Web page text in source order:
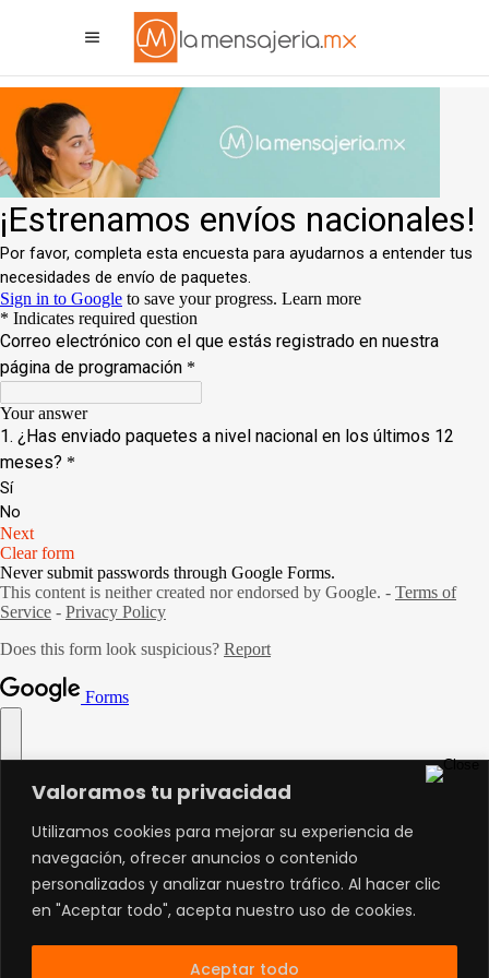
Valoramos tu privacidad
Utilizamos cookies para mejorar su experiencia de
navegación, ofrecer anuncios o contenido
personalizados y analizar nuestro tráfico. Al hacer clic
en "Aceptar todo", acepta nuestro uso de cookies.
Aceptar todo
La Mensajeria MX
Asistente Virtual